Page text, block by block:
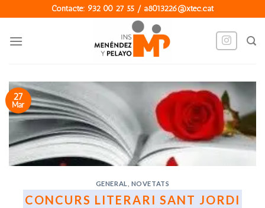
to
content
Contacte: 932 00 27 55 / a8013226@xtec.cat
27
Mar
GENERAL NOVETATS
CONCURS LITERARI SANT JORDI